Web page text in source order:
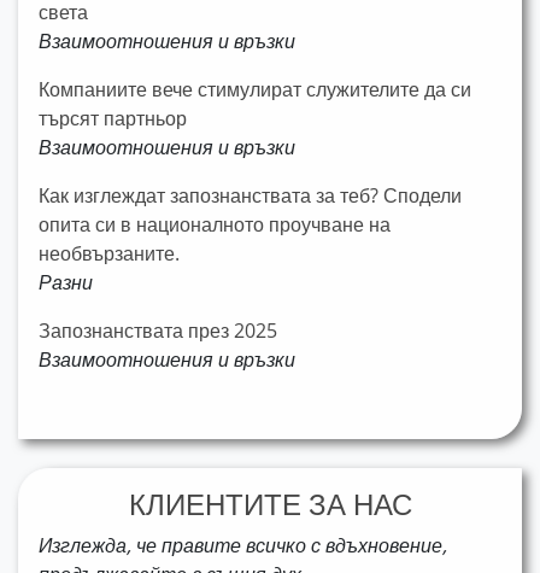
света
Взаимоотношения и връзки
Компаниите вече стимулират служителите да си
търсят партньор
Взаимоотношения и връзки
Как изглеждат запознанствата за теб? Сподели
опита си в националното проучване на
необвързаните.
Разни
Запознанствата през 2025
Взаимоотношения и връзки
КЛИЕНТИТЕ ЗА НАС
Изглежда, че правите всичко с вдъхновение,